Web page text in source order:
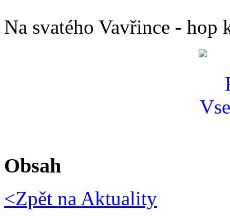
Na svatého Vavřince - hop
Obsah
<Zpět na Aktuality